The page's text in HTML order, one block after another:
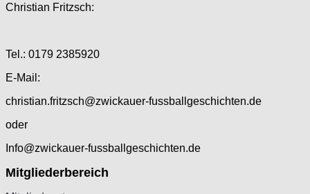
Christian Fritzsch:
Tel.: 0179 2385920
E-Mail:
christian.fritzsch@zwickauer-fussballgeschichten.de
oder
Info@zwickauer-fussballgeschichten.de
Mitgliederbereich